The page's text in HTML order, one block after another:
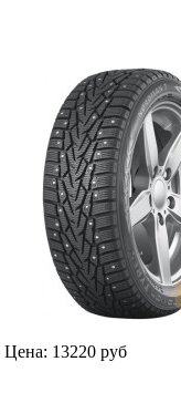
Цена: 13220 руб